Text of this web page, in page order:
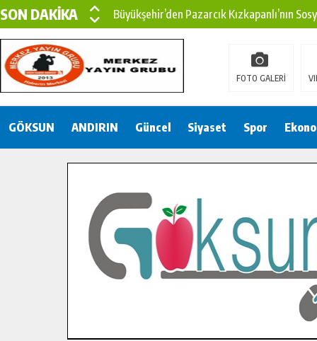
SON DAKİKA
Büyükşehir’den Pazarcık Kırsalına Modern
Çin’den KSÜ’ye Uluslararası Başarı:
Büyükşehir, Türkoğlu Derebaşı Sokak’ta
15 TEMMUZ’DA ŞEHİTLERİMİZ DUALARLA
Bertiz’in Yeni Köprüsünde Sona Doğru.
FOTO GALERİ
GÖKSUN ANDIRIN Güncel Siyaset Spor